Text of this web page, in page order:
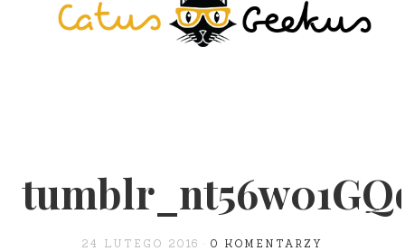
24 LUTEGO 2016 0 KOMENTARZY